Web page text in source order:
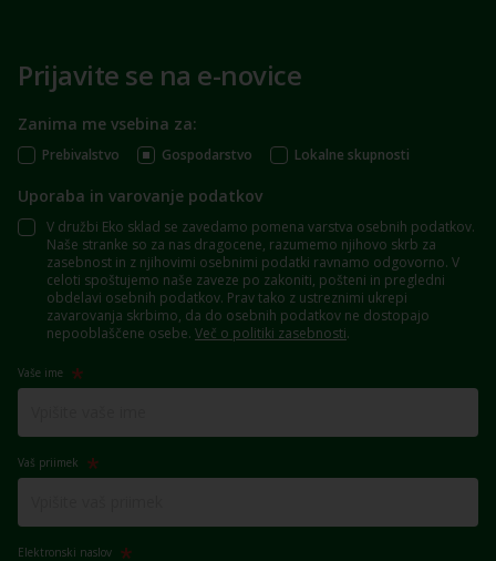
Prijavite se na e-novice
Zanima me vsebina za:
Prebivalstvo Gospodarstvo Lokalne skupnosti
Uporaba in varovanje podatkov
V družbi Eko sklad se zavedamo pomena varstva osebnih podatkov.
Naše stranke so za nas dragocene, razumemo njihovo skrb za
zasebnost in z njihovimi osebnimi podatki ravnamo odgovorno. V
celoti spoštujemo naše zaveze po zakoniti, pošteni in pregledni
obdelavi osebnih podatkov. Prav tako z ustreznimi ukrepi
zavarovanja skrbimo, da do osebnih podatkov ne dostopajo
nepooblaščene osebe. Več o politiki zasebnosti.
Vaše ime
Vaš priimek
Elektronski naslov